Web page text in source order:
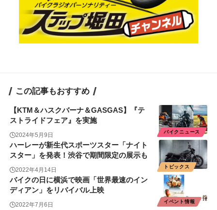
この記事もおすすめ
バイクニュース
【KTM＆ハスクバーナ＆GASGAS】『テ
ストライドフェア』を実施
2024年5月9日
トピックス
ハーレーが新生代スポーツスター「ナイト
スター」を発表！渋谷で期間限定の展示も
2022年4月14日
イベント情報
バイクの日に横浜で映画「世界最速のイン
ディアン」をリバイバル上映
2022年7月6日